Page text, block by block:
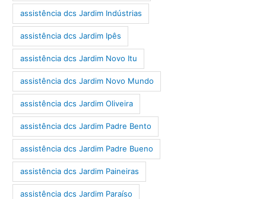
assistência dcs Jardim Indústrias
assistência dcs Jardim Ipês
assistência dcs Jardim Novo Itu
assistência dcs Jardim Novo Mundo
assistência dcs Jardim Oliveira
assistência dcs Jardim Padre Bento
assistência dcs Jardim Padre Bueno
assistência dcs Jardim Paineiras
assistência dcs Jardim Paraíso